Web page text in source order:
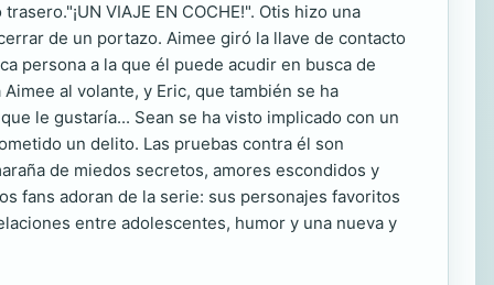
VIAJE EN COCHE!". Otis hizo una
de un portazo. Aimee giró la llave de contacto
persona a la que él puede acudir en busca de
al volante, y Eric, que también se ha
le gustaría... Sean se ha visto implicado con un
un delito. Las pruebas contra él son
de miedos secretos, amores escondidos y
fans adoran de la serie: sus personajes favoritos
entre adolescentes, humor y una nueva y